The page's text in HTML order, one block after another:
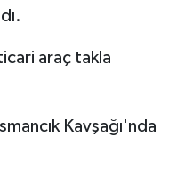
araç takla
Kavşağı'nda